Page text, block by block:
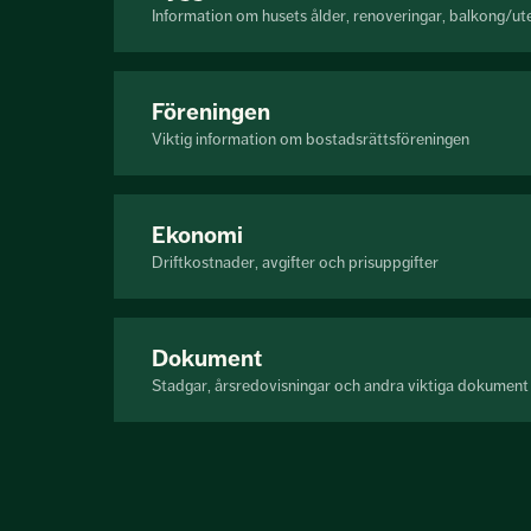
Information om husets ålder, renoveringar, balkong/
Föreningen
Viktig information om bostadsrättsföreningen
Ekonomi
Driftkostnader, avgifter och prisuppgifter
Dokument
Stadgar, årsredovisningar och andra viktiga dokument